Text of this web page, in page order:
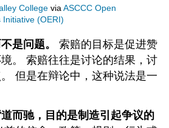
College viaASCCC Open
Initiative (OERI)
不是问题。索赔的目标是促进赞
。 索赔往往是讨论的结果，讨
但是在辩论中，这种说法是一
而驰，目的是制造引起争议的